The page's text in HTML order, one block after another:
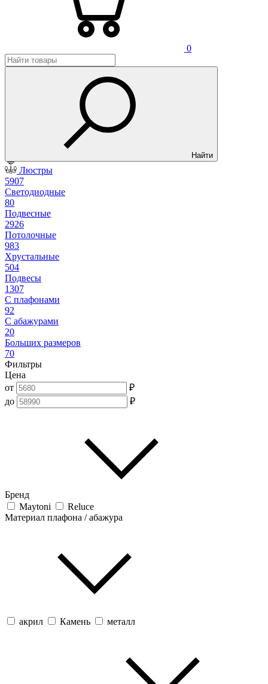
0
Найти
Люстры
5907
Светодиодные
80
Подвесные
2926
Потолочные
983
Хрустальные
504
Подвесы
1307
С плафонами
92
С абажурами
20
Больших размеров
70
Фильтры
Цена
от
₽
до
₽
Бренд
Maytoni
Reluce
Материал плафона / абажура
акрил Камень металл